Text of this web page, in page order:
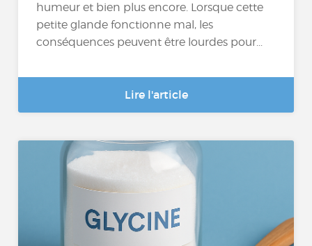
humeur et bien plus encore. Lorsque cette
petite glande fonctionne mal, les
conséquences peuvent être lourdes pour...
Lire l'article